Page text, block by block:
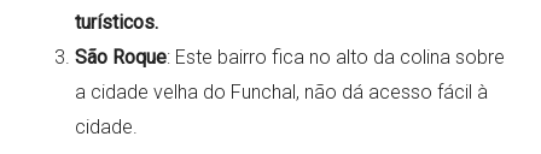
turísticos.
São Roque: Este bairro fica no alto da colina sobre
a cidade velha do Funchal, não dá acesso fácil à
cidade.